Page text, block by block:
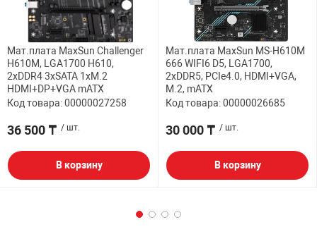
Мат.плата MaxSun Challenger
H610M, LGA1700 H610,
2xDDR4 3xSATA 1xM.2
HDMI+DP+VGA mATX
Код товара: 00000027258
36 500 ₸ / шт.
В корзину
Мат.плата MaxSun MS-H610M
666 WIFI6 D5, LGA1700,
2xDDR5, PCIe4.0, HDMI+VGA,
M.2, mATX
Код товара: 00000026685
30 000 ₸ / шт.
В корзину